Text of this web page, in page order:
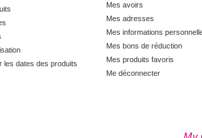
les dates des produits
Mes avoirs
Mes adresses
Mes informations
Mes bons de réduction
Mes produits favoris
Me déconnecter